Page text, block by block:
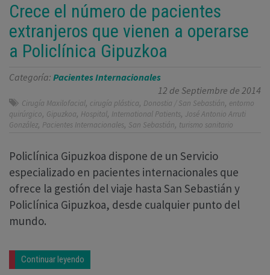
Crece el número de pacientes
extranjeros que vienen a operarse
a Policlínica Gipuzkoa
Categoría: Pacientes Internacionales
12 de Septiembre de 2014
Cirugía Maxilofacial, cirugía plástica, Donostia / San Sebastián, entorno
quirúrgico, Gipuzkoa, Hospital, International Patients, José Antonio Arruti
González, Pacientes Internacionales, San Sebastián, turismo sanitario
Policlínica Gipuzkoa dispone de un Servicio
especializado en pacientes internacionales que
ofrece la gestión del viaje hasta San Sebastián y
Policlínica Gipuzkoa, desde cualquier punto del
mundo.
Continuar leyendo